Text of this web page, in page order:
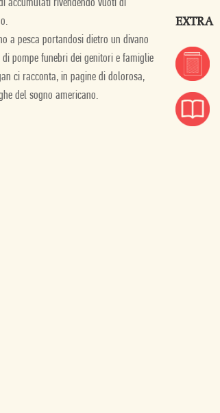
accumulati rivendendo vuoti di
a pesca portandosi dietro un divano
pompe funebri dei genitori e famiglie
ci racconta, in pagine di dolorosa,
del sogno americano.
EXTRA